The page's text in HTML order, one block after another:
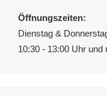
Öffnungszeiten:
Dienstag &
10:30 - 13:00 Uhr und